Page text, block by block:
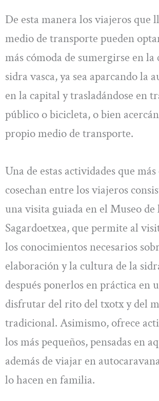
De esta manera los viajeros que
medio de transporte pueden
más cómoda de sumergirse en
sidra vasca, ya sea aparcando la
en la capital y trasladándose en
público o bicicleta, o bien
propio medio de transporte.
Una de estas actividades que
cosechan entre los viajeros
una visita guiada en el Museo de
Sagardoetxea, que permite al
los conocimientos necesarios
elaboración y la cultura de la
después ponerlos en práctica en
disfrutar del rito del txotx y del
tradicional. Asimismo, ofrece
los más pequeños, pensadas en
además de viajar en
lo hacen en familia.